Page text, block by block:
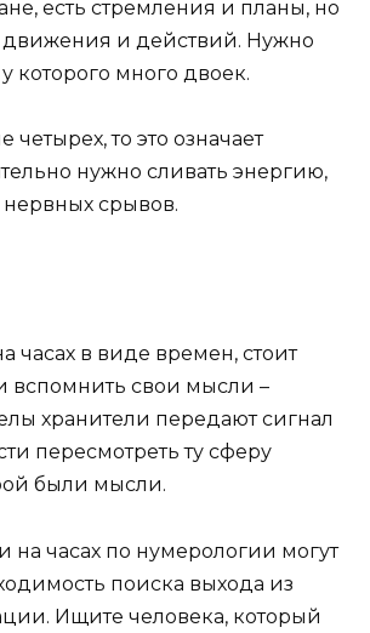
есть стремления и планы, но
движения и действий. Нужно
которого много двоек.
четырех, то это означает
нужно сливать энергию,
срывов.
часах в виде времен, стоит
вспомнить свои мысли –
хранители передают сигнал
пересмотреть ту сферу
были мысли.
на часах по нумерологии могут
поиска выхода из
Ищите человека, который